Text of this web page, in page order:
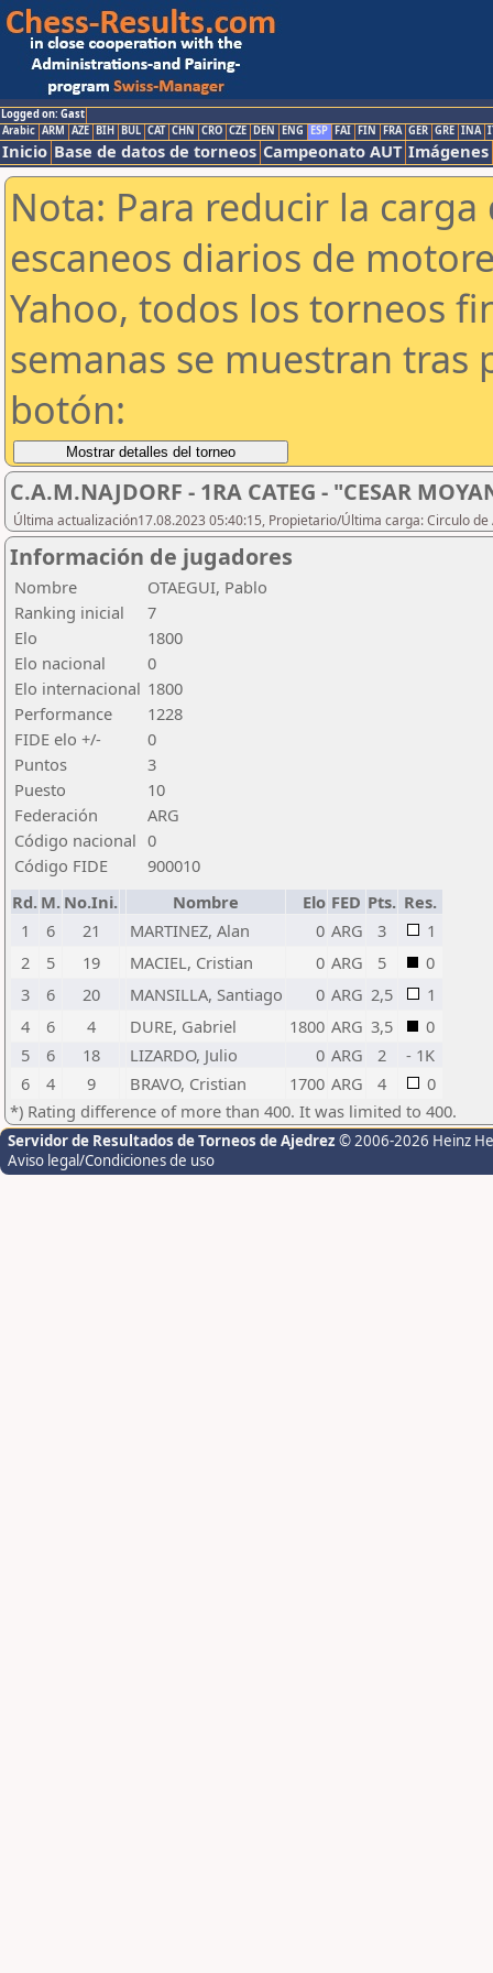
Logged on: Gast
Arabic ARM AZE BIH BUL CAT CHN CRO CZE DEN ENG ESP FAI FIN FRA GER GRE INA
Inicio Base de datos de torneos Campeonato AUT Imágenes
Nota: Para reducir la
escaneos diarios de
Yahoo, todos los torneos
semanas se muestran tras
botón:
C.A.M.NAJDORF - 1RA CATEG - "CESAR
Última actualización17.08.2023 05:40:15, Propietario/Última carga: Circulo
Información de jugadores
Nombre
OTAEGUI, Pablo
Ranking inicial
7
Elo
1800
Elo nacional
0
Elo internacional 1800
Performance
1228
FIDE elo +/-
0
Puntos
3
Puesto
10
Federación
ARG
Código nacional 0
Código FIDE
900010
Rd. M. No.Ini. Nombre Elo FED Pts. Res.
1
6 21 MARTINEZ, Alan 0 ARG 3
1
2
5 19 MACIEL, Cristian 0 ARG 5
0
3
6 20 MANSILLA, Santiago 0 ARG 2,5
1
4
6 4 DURE, Gabriel 1800 ARG 3,5
0
5
6 18 LIZARDO, Julio 0 ARG 2
- 1K
6
4 9 BRAVO, Cristian 1700 ARG 4
0
*) Rating difference of more than 400. It was limited to 400.
Servidor de Resultados de Torneos de Ajedrez © 2006-2026 Heinz
Aviso legal/Condiciones de uso